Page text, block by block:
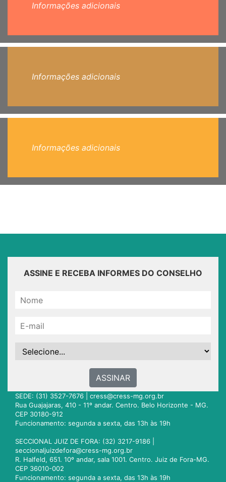
Informações adicionais
Informações adicionais
Informações adicionais
ASSINE E RECEBA INFORMES DO CONSELHO
ASSINAR
SEDE: (31) 3527-7676 | cress@cress-mg.org.br
Rua Guajajaras, 410 - 11º andar. Centro. Belo Horizonte - MG.
CEP 30180-912
Funcionamento: segunda a sexta, das 13h às 19h
SECCIONAL JUIZ DE FORA: (32) 3217-9186 |
seccionaljuizdefora@cress-mg.org.br
R. Halfeld, 651. 10º andar, sala 1001. Centro. Juiz de Fora-MG.
CEP 36010-002
Funcionamento: segunda a sexta, das 13h às 19h